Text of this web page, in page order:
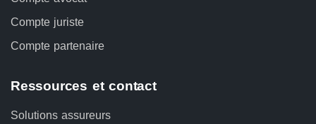
Compte juriste
Compte partenaire
Ressources et contact
Solutions assureurs